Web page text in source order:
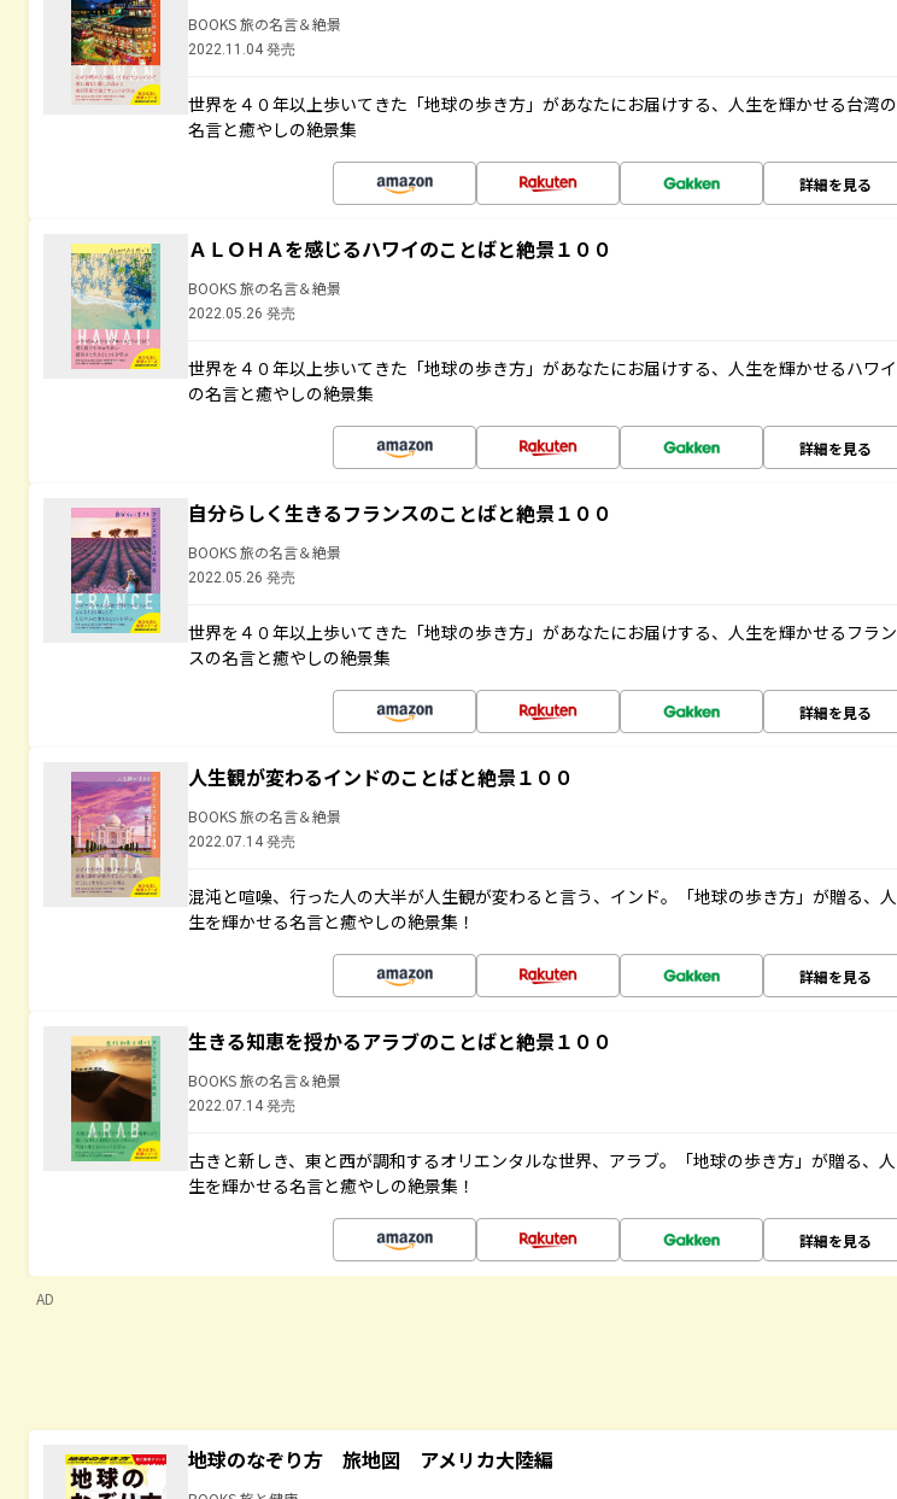
BOOKS 旅の名言＆絶景
2022.11.04 発売
世界を４０年以上歩いてきた「地球の歩き方」があなたにお届けする、人生を輝かせる台湾の
名言と癒やしの絶景集
詳細を見る
ＡＬＯＨＡを感じるハワイのことばと絶景１００
BOOKS 旅の名言＆絶景
2022.05.26 発売
世界を４０年以上歩いてきた「地球の歩き方」があなたにお届けする、人生を輝かせるハワイ
の名言と癒やしの絶景集
詳細を見る
自分らしく生きるフランスのことばと絶景１００
BOOKS 旅の名言＆絶景
2022.05.26 発売
世界を４０年以上歩いてきた「地球の歩き方」があなたにお届けする、人生を輝かせるフラン
スの名言と癒やしの絶景集
詳細を見る
人生観が変わるインドのことばと絶景１００
BOOKS 旅の名言＆絶景
2022.07.14 発売
混沌と喧噪、行った人の大半が人生観が変わると言う、インド。「地球の歩き方」が贈る、人
生を輝かせる名言と癒やしの絶景集！
詳細を見る
生きる知恵を授かるアラブのことばと絶景１００
BOOKS 旅の名言＆絶景
2022.07.14 発売
古きと新しき、東と西が調和するオリエンタルな世界、アラブ。「地球の歩き方」が贈る、人
生を輝かせる名言と癒やしの絶景集！
詳細を見る
AD
地球のなぞり方 旅地図 アメリカ大陸編